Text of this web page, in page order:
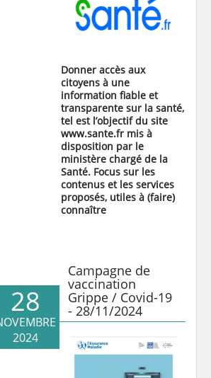
Donner accès aux
citoyens à une
information fiable et
transparente sur la santé,
tel est l’objectif du site
www.sante.fr mis à
disposition par le
ministère chargé de la
Santé. Focus sur les
contenus et les services
proposés, utiles à (faire)
connaître
Campagne de
vaccination
Grippe / Covid-19
- 28/11/2024
28
2024